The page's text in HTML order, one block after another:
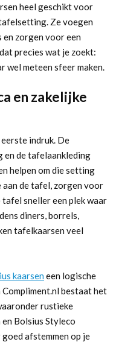
heel geschikt voor
Ze voegen
en zorgen voor een
precies wat je zoekt:
wel meteen sfeer maken.
en zakelijke
indruk. De
en de tafelaankleding
helpen om die setting
aan de tafel, zorgen voor
tafel sneller een plek waar
diners, borrels,
tafelkaarsen veel
kaarsen een logische
bestaat het
rustieke
Bolsius Styleco
afstemmen op je